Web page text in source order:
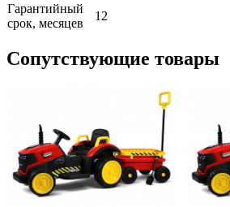
Гарантийный
срок, месяцев
12
Сопутствующие товары